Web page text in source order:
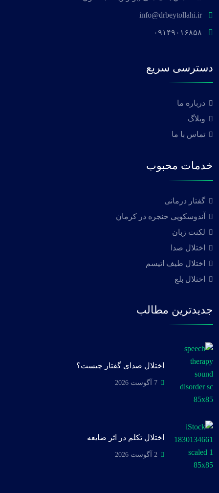
info@drbeytollahi.ir
۰۹۱۴۹۰۱۶۸۵۸
دسترسی سریع
درباره ما
وبلاگ
تماس با ما
خدمات محبوب
گفتار درمانی
آندوسکوپی حنجره در کرمان
لکنت زبان
اختلال صدا
اختلال طیف اتیسم
اختلال بلع
جدیدترین مطالب
اختلال صدای گفتار چیست؟
7 آگوست 2026
اختلال تکلم در اثر ضایعه
2 آگوست 2026